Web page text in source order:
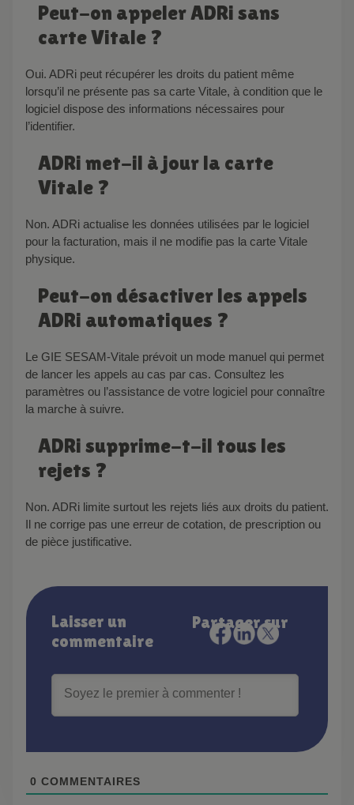
Peut-on appeler ADRi sans
carte Vitale ?
Oui. ADRi peut récupérer les droits du patient même
lorsqu’il ne présente pas sa carte Vitale, à condition que le
logiciel dispose des informations nécessaires pour
l’identifier.
ADRi met-il à jour la carte
Vitale ?
Non. ADRi actualise les données utilisées par le logiciel
pour la facturation, mais il ne modifie pas la carte Vitale
physique.
Peut-on désactiver les appels
ADRi automatiques ?
Le GIE SESAM-Vitale prévoit un mode manuel qui permet
de lancer les appels au cas par cas. Consultez les
paramètres ou l’assistance de votre logiciel pour connaître
la marche à suivre.
ADRi supprime-t-il tous les
rejets ?
Non. ADRi limite surtout les rejets liés aux droits du patient.
Il ne corrige pas une erreur de cotation, de prescription ou
de pièce justificative.
Laisser un
commentaire
Partager sur
0 COMMENTAIRES